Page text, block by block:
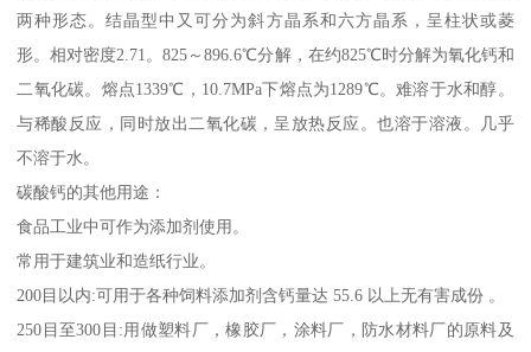
两种形态。结晶型中又可分为斜方晶系和六方晶系，呈柱状或菱
形。相对密度2.71。825～896.6℃分解，在约825℃时分解为氧化钙和
二氧化碳。熔点1339℃，10.7MPa下熔点为1289℃。难溶于水和醇。
与稀酸反应，同时放出二氧化碳，呈放热反应。也溶于溶液。几乎
不溶于水。
碳酸钙的其他用途：
食品工业中可作为添加剂使用。
常用于建筑业和造纸行业。
200目以内:可用于各种饲料添加剂含钙量达 55.6 以上无有害成份 。
250目至300目:用做塑料厂，橡胶厂，涂料厂，防水材料厂的原料及